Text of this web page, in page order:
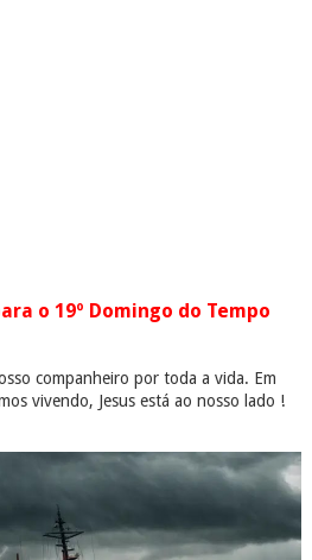
o 19º Domingo do Tempo
companheiro por toda a vida. Em
vivendo, Jesus está ao nosso lado !